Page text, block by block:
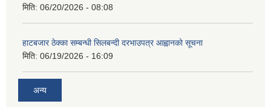
मिति: 06/20/2026 - 08:08
हाटबजार ठेक्का सम्बन्धी सिलबन्दी दरभाउपत्र आह्वानको सूचना
मिति: 06/19/2026 - 16:09
अन्य